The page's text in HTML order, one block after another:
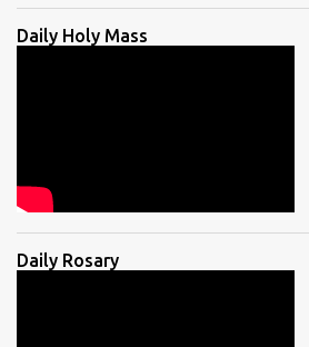
Daily Holy Mass
Daily Rosary